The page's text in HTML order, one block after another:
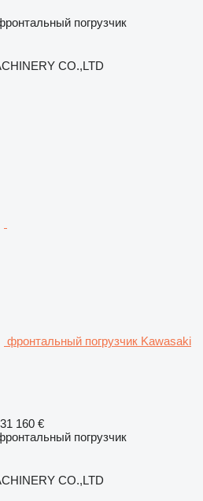
погрузчик
CO.,LTD
фронтальный погрузчик Kawasaki
160 €
погрузчик
CO.,LTD